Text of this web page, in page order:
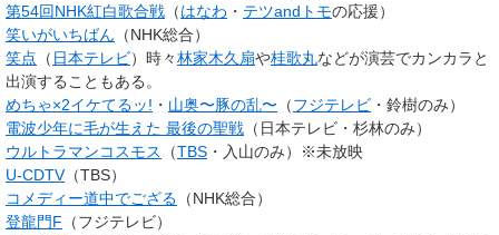
第54回NHK紅白歌合戦 （はなわ ・ テツandトモの応援）
笑いがいちばん （NHK総合）
笑点 （ 日本テレビ）時々林家木久扇や桂歌丸などが演芸でカンカラと
出演することもある。
めちゃ×2イケてるッ! ・ 山奥〜豚の乱〜 （フジテレビ ・鈴樹のみ）
電波少年に毛が生えた 最後の聖戦 （日本テレビ・杉林のみ）
ウルトラマンコスモス
（TBS ・入山のみ）※未放映
U-CDTV（TBS）
コメディー道中でござる （NHK総合）
登龍門F （フジテレビ）